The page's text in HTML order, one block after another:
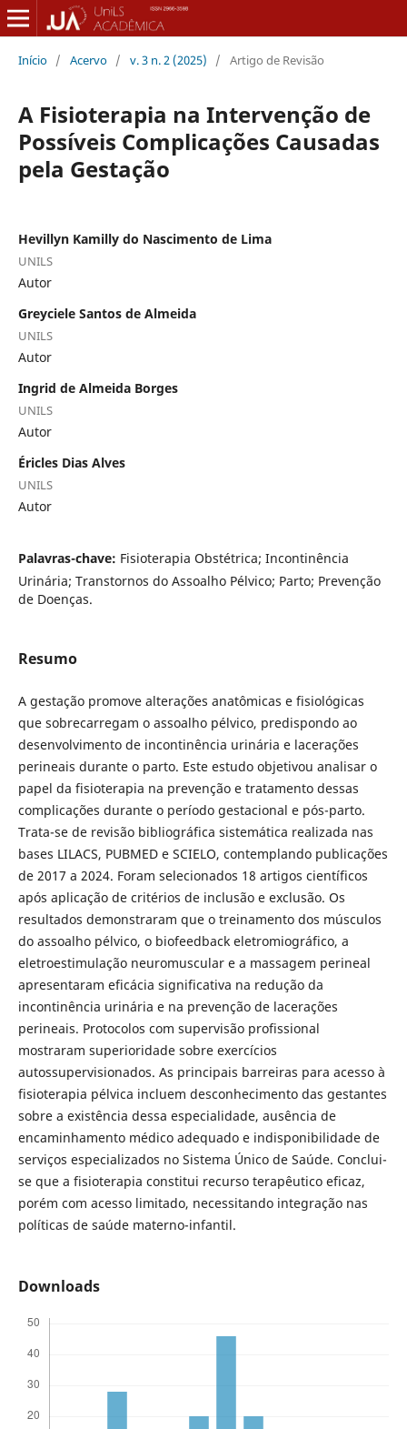
Início / Acervo / v. 3 n. 2 (2025) / Artigo de Revisão
A Fisioterapia na Intervenção de
Possíveis Complicações Causadas
pela Gestação
Hevillyn Kamilly do Nascimento de Lima
UNILS
Autor
Greyciele Santos de Almeida
UNILS
Autor
Ingrid de Almeida Borges
UNILS
Autor
Éricles Dias Alves
UNILS
Autor
Palavras-chave: Fisioterapia Obstétrica; Incontinência
Urinária; Transtornos do Assoalho Pélvico; Parto; Prevenção
de Doenças.
Resumo
A gestação promove alterações anatômicas e fisiológicas
que sobrecarregam o assoalho pélvico, predispondo ao
desenvolvimento de incontinência urinária e lacerações
perineais durante o parto. Este estudo objetivou analisar o
papel da fisioterapia na prevenção e tratamento dessas
complicações durante o período gestacional e pós-parto.
Trata-se de revisão bibliográfica sistemática realizada nas
bases LILACS, PUBMED e SCIELO, contemplando publicações
de 2017 a 2024. Foram selecionados 18 artigos científicos
após aplicação de critérios de inclusão e exclusão. Os
resultados demonstraram que o treinamento dos músculos
do assoalho pélvico, o biofeedback eletromiográfico, a
eletroestimulação neuromuscular e a massagem perineal
apresentaram eficácia significativa na redução da
incontinência urinária e na prevenção de lacerações
perineais. Protocolos com supervisão profissional
mostraram superioridade sobre exercícios
autossupervisionados. As principais barreiras para acesso à
fisioterapia pélvica incluem desconhecimento das gestantes
sobre a existência dessa especialidade, ausência de
encaminhamento médico adequado e indisponibilidade de
serviços especializados no Sistema Único de Saúde. Conclui-
se que a fisioterapia constitui recurso terapêutico eficaz,
porém com acesso limitado, necessitando integração nas
políticas de saúde materno-infantil.
Downloads